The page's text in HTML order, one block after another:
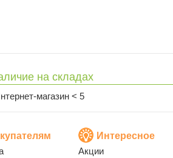
на складах
магазин < 5
Интересное
Акции